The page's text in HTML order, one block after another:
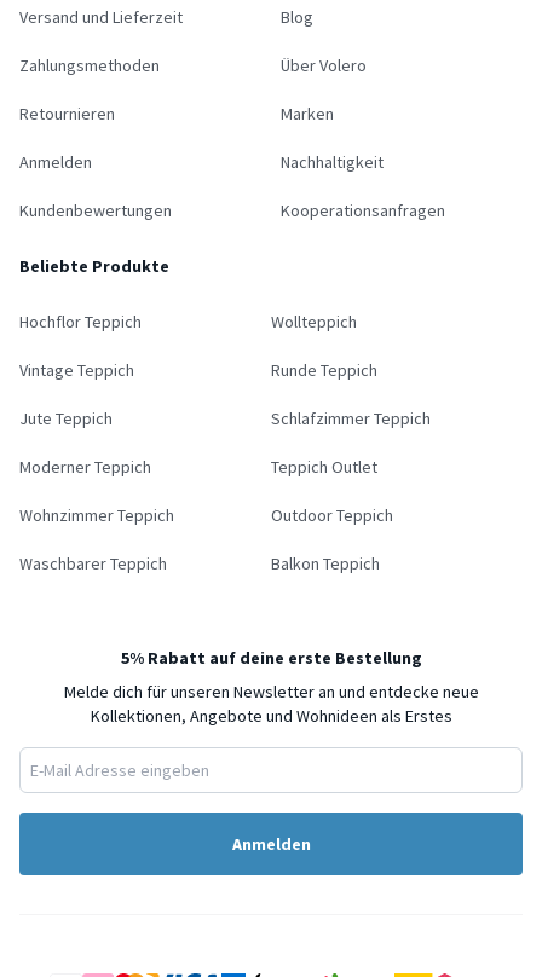
Versand und Lieferzeit
Zahlungsmethoden
Retournieren
Anmelden
Kundenbewertungen
Blog
Über Volero
Marken
Nachhaltigkeit
Kooperationsanfragen
Beliebte Produkte
Hochflor Teppich Wollteppich
Vintage Teppich Runde Teppich
Jute Teppich Schlafzimmer Teppich
Moderner Teppich Teppich Outlet
Wohnzimmer Teppich Outdoor Teppich
Waschbarer Teppich Balkon Teppich
5% Rabatt auf deine erste Bestellung
Melde dich für unseren Newsletter an und entdecke neue
Kollektionen, Angebote und Wohnideen als Erstes
Anmelden